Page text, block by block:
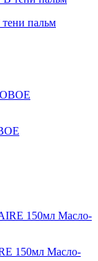
пальм
150мл Масло-